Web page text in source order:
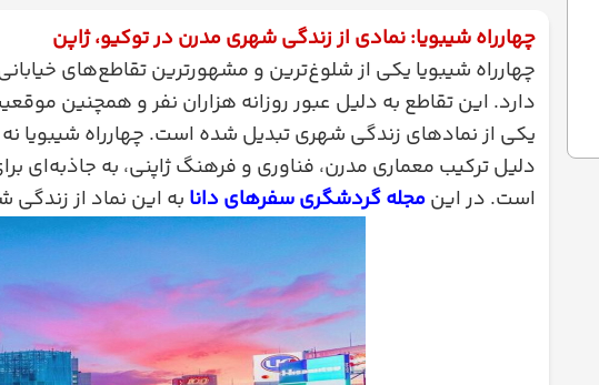
چهارراه شیبویا: نمادی از زندگی شهری مدرن در توکیو، ژاپن
چهارراه شیبویا یکی از شلوغ‌ترین و مشهورترین تقاطع‌های
دارد. این تقاطع به دلیل عبور روزانه هزاران نفر و همچنین
یکی از نمادهای زندگی شهری تبدیل شده است. چهارراه شیبویا
دلیل ترکیب معماری مدرن، فناوری و فرهنگ ژاپنی، به
است. در اینمجله گردشگری سفرهای دانا به این نماد از